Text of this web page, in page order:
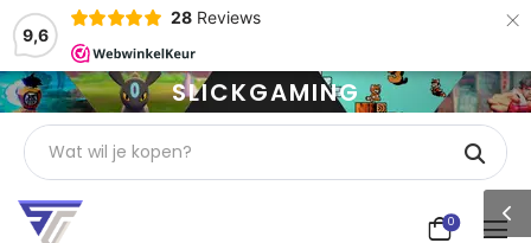
9,6
28 Reviews ×
SLICKGAMING
0